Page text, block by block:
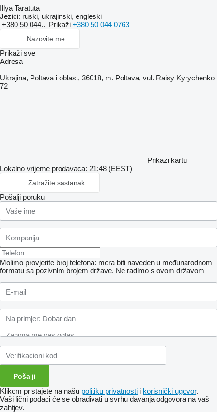
Illya Taratuta
Jezici: ruski, ukrajinski, engleski
+380 50 044... Prikaži +380 50 044 0763
Nazovite me
Prikaži sve
Adresa
Ukrajina, Poltava i oblast, 36018, m. Poltava, vul. Raisy Kyrychenko
72
Prikaži kartu
Lokalno vrijeme prodavaca: 21:48 (EEST)
Zatražite sastanak
Pošalji poruku
Molimo provjerite broj telefona: mora biti naveden u međunarodnom
formatu sa pozivnim brojem države. Ne radimo s ovom državom
Klikom pristajete na našu politiku privatnosti i korisnički ugovor.
Vaši lični podaci će se obrađivati ​​u svrhu davanja odgovora na vaš
zahtjev.